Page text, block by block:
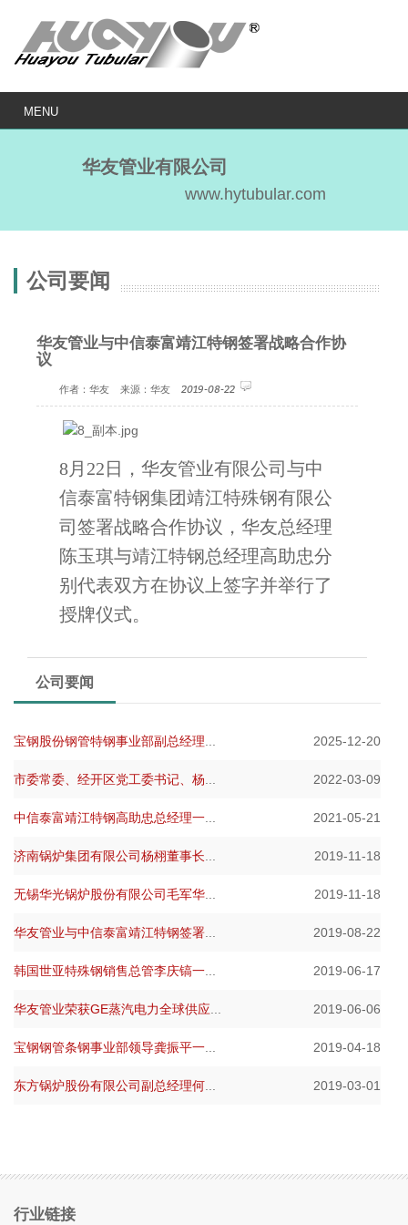
MENU
华友管业有限公司
www.hytubular.com
公司要闻
华友管业与中信泰富靖江特钢签署战略合作协
议
作者：华友 来源：华友 2019-08-22
8月 22 日，华友管业有限公司与中
信泰富特钢集团靖江特殊钢有限公
司签署战略合作协议，华友总经理
陈玉琪与靖江特钢总经理高助忠分
别代表双方在协议上签字并举行了
授牌仪式。
公司要闻
宝钢股份钢管特钢事业部副总经理 2025-12-20
市委常委、经开区党工委书记、杨 2022-03-09
中信泰富靖江特钢高助忠总经理一 2021-05-21
济南锅炉集团有限公司杨栩董事长 2019-11-18
无锡华光锅炉股份有限公司毛军华 2019-11-18
华友管业与中信泰富靖江特钢签署 2019-08-22
韩国世亚特殊钢销售总管李庆镐一 2019-06-17
华友管业荣获GE蒸汽电力全球供应 2019-06-06
宝钢钢管条钢事业部领导龚振平一 2019-04-18
东方锅炉股份有限公司副总经理何 2019-03-01
行业链接